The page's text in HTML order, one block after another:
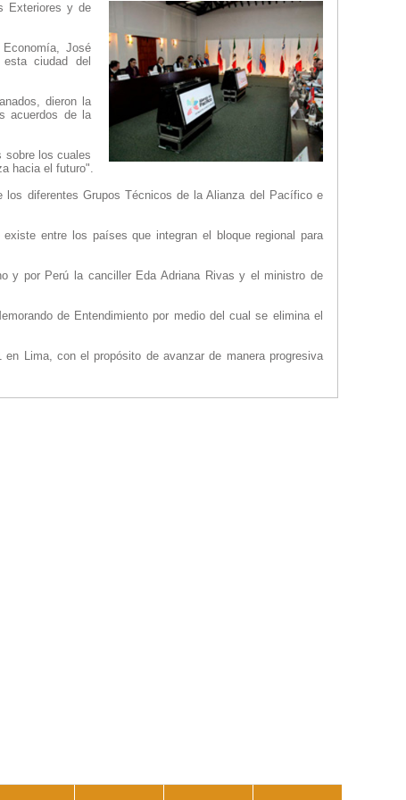
Exteriores y de
José
ciudad del
dieron la
acuerdos de la
sobre los cuales
hacia el futuro".
diferentes Grupos Técnicos de la Alianza del Pacífico e
entre los países que integran el bloque regional para
y por Perú la canciller Eda Adriana Rivas y el ministro de
de Entendimiento por medio del cual se elimina el
Lima, con el propósito de avanzar de manera progresiva